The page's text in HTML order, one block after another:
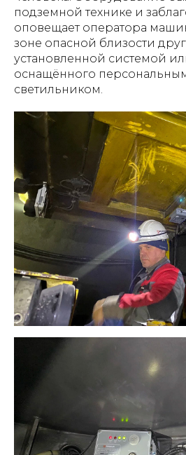
подземной технике и
оповещает оператора
зоне опасной близости
установленной системой
оснащённого
светильником.